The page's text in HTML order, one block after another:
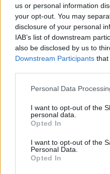
us or personal information
your opt-out. You may
disclosure of your personal
IAB’s list of downstream
also be disclosed by us to
Downstream Participants that
Please note that this
not limited to your visit or
grant or deny consent to
use your data for below
consent section.
Personal Data
I want to opt-out of the
personal data.
Opted In
I want to opt-out of the
Personal Data.
Opted In
25/07/2026 - 9:33μμ
Πενσιλβάνια: Από την